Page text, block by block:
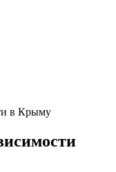
в Крыму